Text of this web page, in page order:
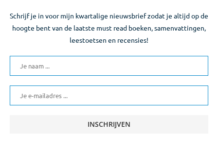
Schrijf je in voor mijn kwartalige nieuwsbrief zodat je altijd op de
hoogte bent van de laatste must read boeken, samenvattingen,
leestoetsen en recensies!